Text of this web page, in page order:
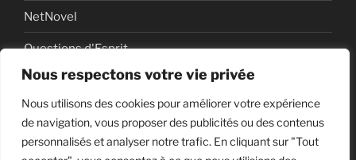
Nous respectons votre vie privée
Nous utilisons des cookies pour améliorer votre expérience
de navigation, vous proposer des publicités ou des contenus
personnalisés et analyser notre trafic. En cliquant sur "Tout
NetNovel
Questions d'Esprit
Série
Série vidéo